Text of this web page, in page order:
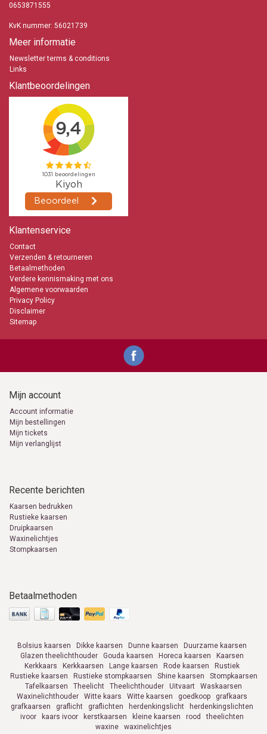
0653871555
KvK nummer: 56021739
Meer informatie
Newsletter terms & conditions
Links
Klantbeoordelingen
Klantenservice
Contact
Verzenden & retourneren
Betaalmethoden
Verdere kennismaking met ons
Algemene voorwaarden
Privacy Policy
Disclaimer
Sitemap
Mijn account
Account informatie
Mijn bestellingen
Mijn tickets
Mijn verlanglijst
Recente berichten
Kaarsen bedrukken
Rustieke kaarsen
Druipkaarsen
Waxinelichtjes
Stompkaarsen
Betaalmethoden
Bolsius kaarsen Dikke kaarsen Dunne kaarsen
Duurzame kaarsen
Glazen theelichthouder
Gouda kaarsen Horeca kaarsen
Kaarsen
Kerkkaars
Kerkkaarsen Lange kaarsen Rode kaarsen
Rustiek
Rustieke kaarsen
Rustieke stompkaarsen Shine kaarsen
Stompkaarsen
Tafelkaarsen
Theelicht Theelichthouder Uitvaart
Waskaarsen
Waxinelichthouder
Witte kaars Witte kaarsen goedkoop
grafkaars
grafkaarsen
graflicht graflichten herdenkingslicht
herdenkingslichten
ivoor
kaars ivoor kerstkaarsen kleine kaarsen rood
theelichten
waxine
waxinelichtjes